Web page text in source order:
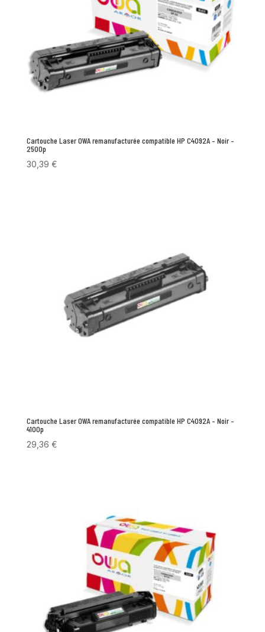
Cartouche Laser OWA remanufacturée compatible HP C4092A – Noir –
2500p
30,39 €
Cartouche Laser OWA remanufacturée compatible HP C4092A – Noir –
4100p
29,36 €